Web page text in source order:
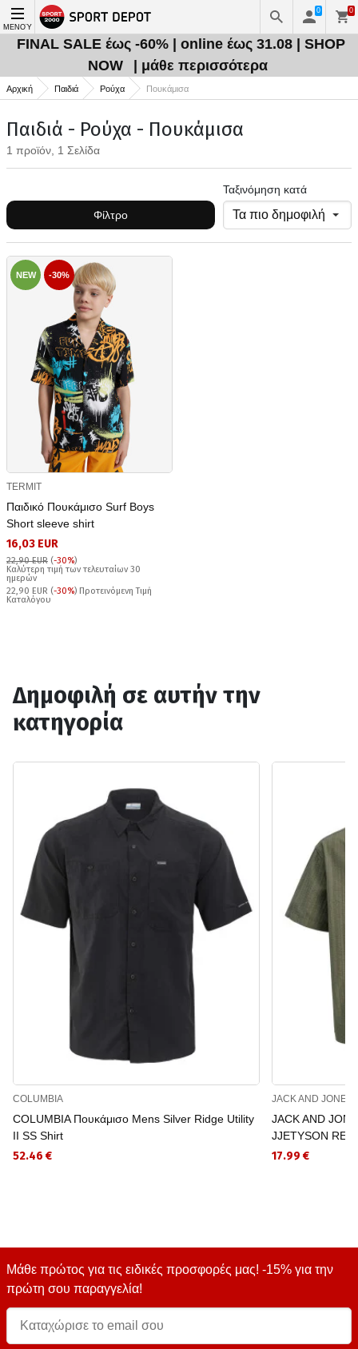
ΜΕΝΟΎ
0 0
FINAL SALE έως -60% | online έως 31.08 | SHOP
NOW
| μάθε περισσότερα
Αρχική Παιδιά Ρούχα Πουκάμισα
Παιδιά - Ρούχα - Πουκάμισα
1 προϊόν, 1 Σελίδα
Φίλτρο
Ταξινόμηση κατά
NEW -30%
TERMIT
Παιδικό Πουκάμισο Surf Boys
Short sleeve shirt
16,03 EUR
22,90 EUR (-30%)
Καλύτερη τιμή των τελευταίων 30
ημερών
22,90 EUR (-30%) Προτεινόμενη Τιμή
Καταλόγου
Δημοφιλή σε αυτήν την
κατηγορία
COLUMBIA
COLUMBIA Πουκάμισο Mens Silver Ridge Utility
II SS Shirt
52.46 €
JACK AND JONES
JACK AND
JJETYSON
17.99 €
Μάθε πρώτος για τις ειδικές προσφορές μας! -15% για την
πρώτη σου παραγγελία!